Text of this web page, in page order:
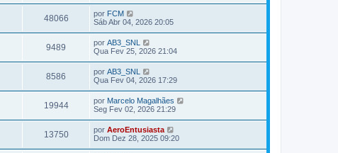
48066 por FCM
Sáb Abr 04, 2026 20:05
9489 por AB3_SNL
Qua Fev 25, 2026 21:04
8586 por AB3_SNL
Qua Fev 04, 2026 17:29
19944 por Marcelo Magalhães
Seg Fev 02, 2026 21:29
13750 por AeroEntusiasta
Dom Dez 28, 2025 09:20